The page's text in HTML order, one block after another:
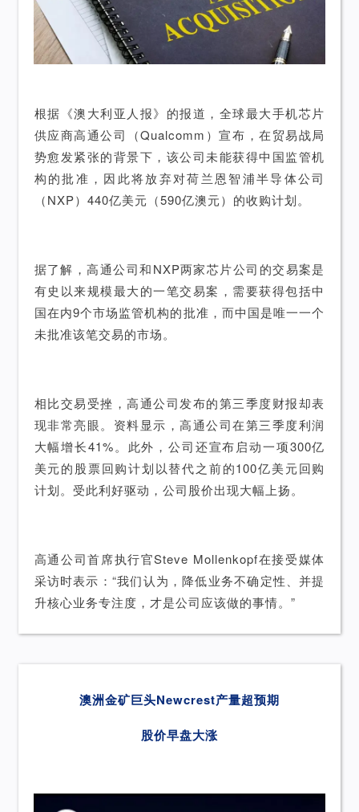
根据《澳大利亚人报》的报道，全球最大手机芯片
供应商高通公司（Qualcomm）宣布，在贸易战局
势愈发紧张的背景下，该公司未能获得中国监管机
构的批准，因此将放弃对荷兰恩智浦半导体公司
（NXP）440亿美元（590亿澳元）的收购计划。
据了解，高通公司和NXP两家芯片公司的交易案是
有史以来规模最大的一笔交易案，需要获得包括中
国在内9个市场监管机构的批准，而中国是唯一一个
未批准该笔交易的市场。
相比交易受挫，高通公司发布的第三季度财报却表
现非常亮眼。资料显示，高通公司在第三季度利润
大幅增长41%。此外，公司还宣布启动一项300亿
美元的股票回购计划以替代之前的100亿美元回购
计划。受此利好驱动，公司股价出现大幅上扬。
高通公司首席执行官Steve Mollenkopf在接受媒体
采访时表示：“我们认为，降低业务不确定性、并提
升核心业务专注度，才是公司应该做的事情。”
澳洲金矿巨头Newcrest产量超预期
股价早盘大涨